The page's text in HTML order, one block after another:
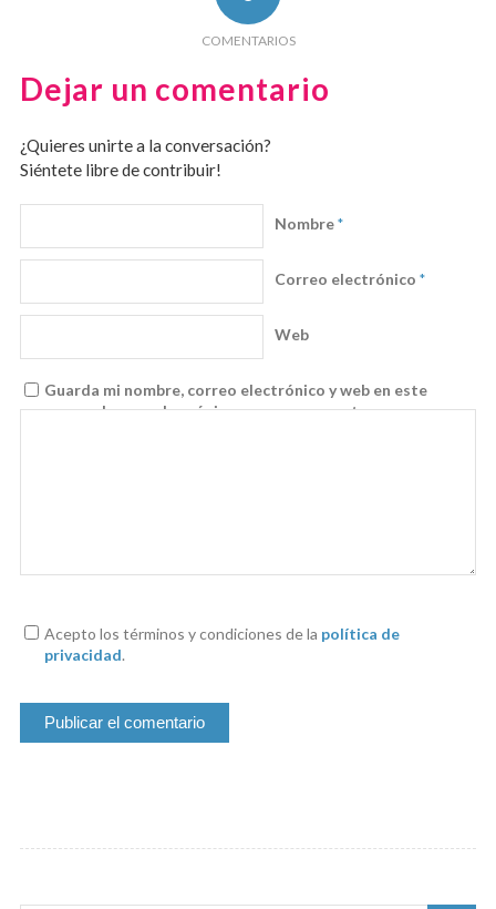
COMENTARIOS
Dejar un comentario
¿Quieres unirte a la conversación?
Siéntete libre de contribuir!
Nombre*
Correo electrónico *
Web
Guarda mi nombre, correo electrónico y web en este
navegador para la próxima vez que comente.
Acepto los términos y condiciones de la política de
privacidad.